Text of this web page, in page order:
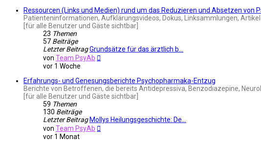
Ressourcen (Links und Medien) rund um das Reduzieren und Absetzen von
Patienteninformationen, Aufklärungsvideos, Dokus, Linksammlungen,
[für alle Benutzer und Gäste sichtbar]
23 Themen
57 Beiträge
Letzter BeitragGrundsätze für das ärztlich b…
von Team PsyAb
vor 1 Woche
Erfahrungs- und Genesungsberichte Psychopharmaka-Entzug
Berichte von Betroffenen, die bereits Antidepressiva, Benzodiazepine,
[für alle Benutzer und Gäste sichtbar]
59 Themen
130 Beiträge
Letzter Beitrag Mollys Heilungsgeschichte: De…
von Team PsyAb
vor 1 Monat